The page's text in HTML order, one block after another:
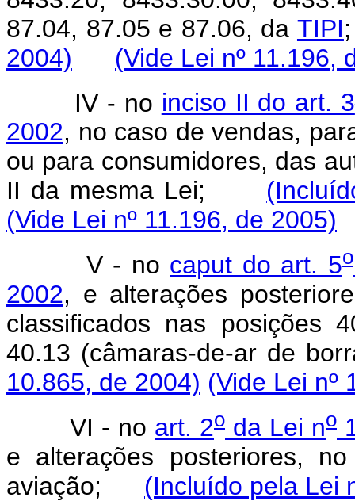
87.04, 87.05 e 87.06, da TIPI
2004)
(Vide Lei nº 11.196,
IV - no inciso II do art. 3
2002, no caso de vendas,
ou para consumidores, das
II da mesma Lei;
(Vide Lei nº 11.196, de 2005)
V - no caput do art. 5o
2002, e alterações
classificados nas posições
40.13 (câmaras-de-ar de
10.865, de 2004) (Vide Lei nº
VI - no art. 2o da Lei no
e alterações posteriores,
aviação; (Incluído pela Lei